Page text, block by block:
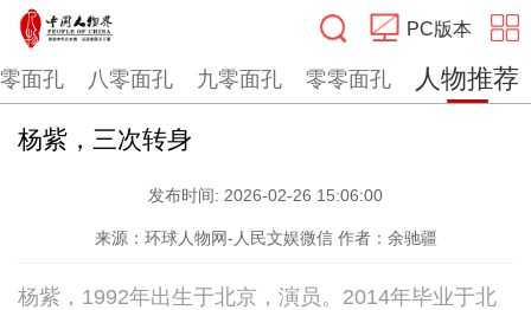
PC版本
搜索
面孔 八零面孔 九零面孔 零零面孔 人物推荐
杨紫，三次转身
发布时间: 2026-02-26 15:06:00
来源：环球人物网-人民文娱微信 作者：余驰疆
杨紫，1992年出生于北京，演员。2014年毕业于北